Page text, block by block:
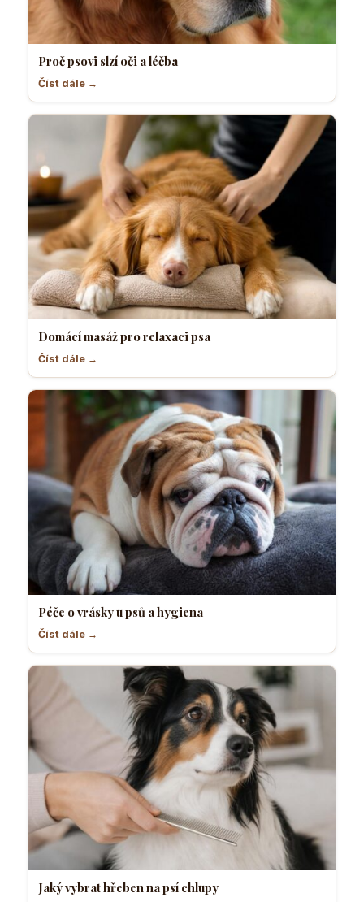
Proč psovi slzí oči a léčba
Číst dále →
Domácí masáž pro relaxaci psa
Číst dále →
Péče o vrásky u psů a hygiena
Číst dále →
Jaký vybrat hřeben na psí chlupy